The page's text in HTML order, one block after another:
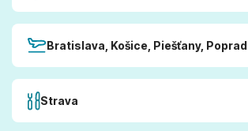
Bratislava, Košice, Piešťany, Poprad
Strava